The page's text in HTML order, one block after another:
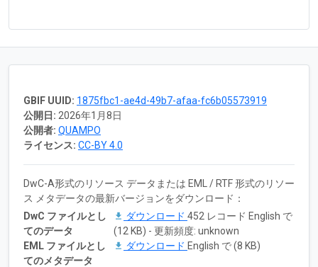
GBIF UUID: 1875fbc1-ae4d-49b7-afaa-fc6b05573919
公開日: 2026年1月8日
公開者: QUAMPO
ライセンス: CC-BY 4.0
DwC-A形式のリソース データまたは EML / RTF 形式のリソー
ス メタデータの最新バージョンをダウンロード：
DwC ファイルとし
てのデータ
ダウンロード 452 レコード English で
(12 KB) - 更新頻度: unknown
EML ファイルとし
てのメタデータ
ダウンロード English で (8 KB)